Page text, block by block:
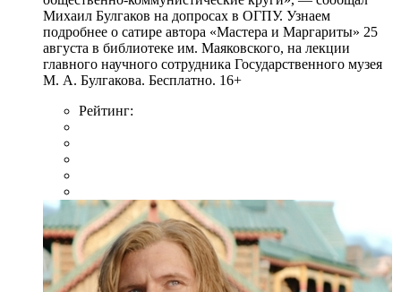
Михаил Булгаков на допросах в ОГПУ. Узнаем
подробнее о сатире автора «Мастера и Маргариты» 25
августа в библиотеке им. Маяковского, на лекции
главного научного сотрудника Государственного музея
М. А. Булгакова. Бесплатно. 16+
Рейтинг: